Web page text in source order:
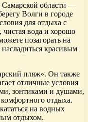
области —
Волги в городе
для отдыха с
чистая вода и хорошо
позагорать на
красивым
пляж». Он также
отличные условия
зонтиками и душами,
отдыха.
на водных
отдыхом.